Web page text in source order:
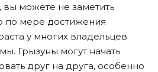
можете не заметить
по мере достижения
у многих владельцев
Грызуны могут начать
друг на друга, особенно